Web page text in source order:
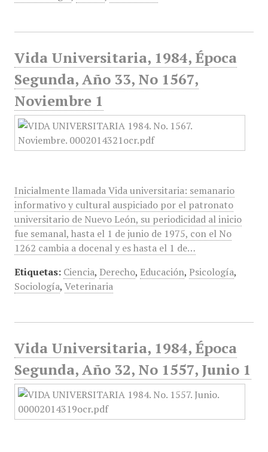
Vida Universitaria, 1984, Época
Segunda, Año 33, No 1567,
Noviembre 1
Inicialmente llamada Vida universitaria: semanario
informativo y cultural auspiciado por el patronato
universitario de Nuevo León, su periodicidad al inicio
fue semanal, hasta el 1 de junio de 1975, con el No
1262 cambia a docenal y es hasta el 1 de…
Etiquetas: Ciencia, Derecho, Educación, Psicología,
Sociología, Veterinaria
Vida Universitaria, 1984, Época
Segunda, Año 32, No 1557, Junio 1